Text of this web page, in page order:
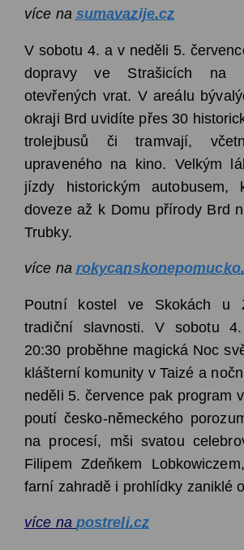
více na sumavazije.cz
V sobotu 4. a v neděli 5.
dopravy ve Strašicích na
otevřených vrat. V areálu
okraji Brd uvidíte přes 30
trolejbusů či tramvají,
upraveného na kino. Velkým
jízdy historickým autobusem,
doveze až k Domu přírody Brd
Trubky.
více na
Poutní kostel ve Skokách u
tradiční slavnosti. V sobotu
20:30 proběhne magická Noc
klášterní komunity v Taizé a
neděli 5. července pak program
poutí česko-německého
na procesí, mši svatou
Filipem Zdeňkem
farní zahradě i prohlídky zaniklé
více na postreli.cz